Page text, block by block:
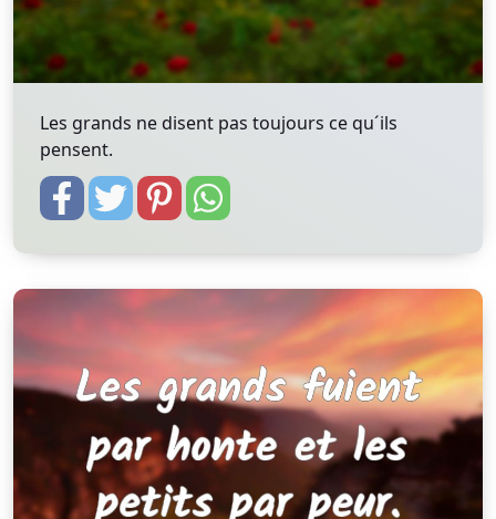
Les grands ne disent pas toujours ce qu´ils
pensent.